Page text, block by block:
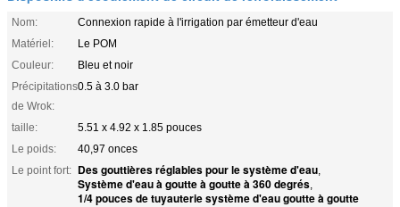
Nom:
Connexion rapide à l'irrigation par émetteur d'eau
Matériel:
Le POM
Couleur:
Bleu et noir
Précipitations
de Wrok:
0.5 à 3.0 bar
taille:
5.51 x 4.92 x 1.85 pouces
Le poids:
40,97 onces
Le point fort: Des gouttières réglables pour le système d'eau,
Système d'eau à goutte à goutte à 360 degrés,
1/4 pouces de tuyauterie système d'eau goutte à goutte